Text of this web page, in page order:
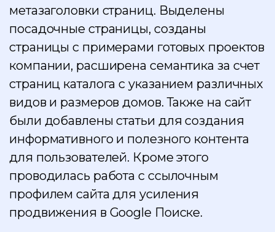
метазаголовки страниц. Выделены
посадочные страницы, созданы
страницы с примерами готовых проектов
компании, расширена семантика за счет
страниц каталога с указанием различных
видов и размеров домов. Также на сайт
были добавлены статьи для создания
информативного и полезного контента
для пользователей. Кроме этого
проводилась работа с ссылочным
профилем сайта для усиления
продвижения в Google Поиске.